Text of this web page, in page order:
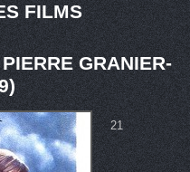
FILMS
GRANIER-
21